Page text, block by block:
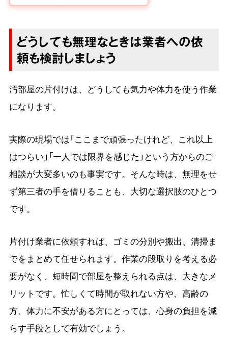
どうしても無理なときは業者への依
頼も検討しましょう
汚部屋の片付けは、どうしても気力や体力を使う作業
になります。
実際の現場では「ここまで頑張ったけれど、これ以上
はつらい」「一人では限界を感じた」という方からのご
相談が大変多いのも事実です。そんな時は、無理をせ
ず第三者の手を借りることも、大切な選択肢のひとつ
です。
片付け業者に依頼すれば、ゴミの分別や搬出、清掃ま
でをまとめて任せられます。作業の段取りを考える必
要がなく、短時間で部屋を整えられる点は、大きなメ
リットです。忙しくて時間が取れない方や、高齢の
方、体力に不安がある方にとっては、心身の負担を減
らす手段として有効でしょう。